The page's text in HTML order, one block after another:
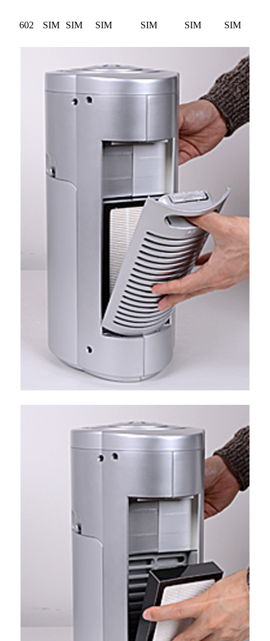
602 SIM SIM SIM SIM SIM SIM